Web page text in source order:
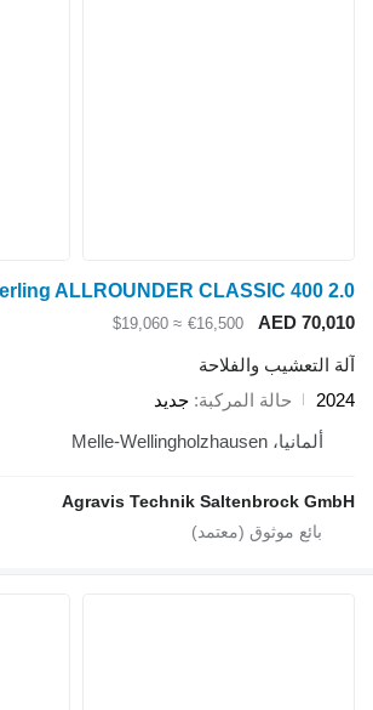
Köckerling ALLROUNDER CLASSIC
AED
€16,500
≈ $19,060
والفلاحة
حالة المركبة جديد
ألمانيا، Melle-Wellingholzhausen
Agravis Technik Saltenbrock